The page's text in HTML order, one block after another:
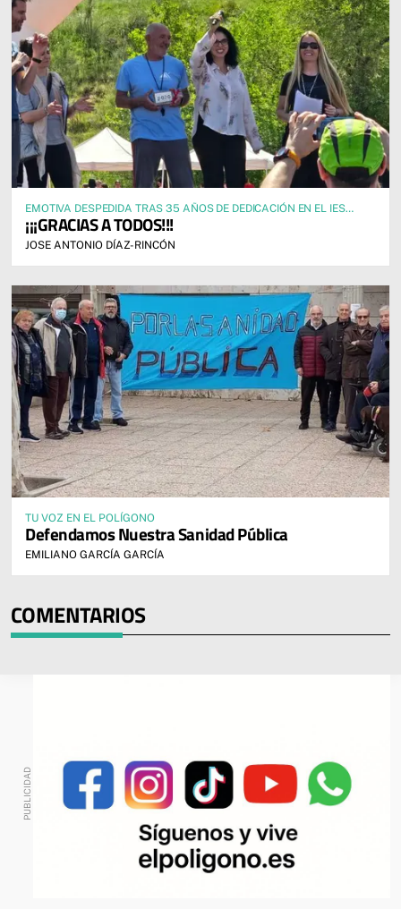
EMOTIVA DESPEDIDA TRAS 35 AÑOS DE DEDICACIÓN EN EL IES
ALFONSO X EL SABIO
¡¡¡GRACIAS A TODOS!!!
JOSE ANTONIO DÍAZ-RINCÓN
TU VOZ EN EL POLÍGONO
Defendamos Nuestra Sanidad Pública
EMILIANO GARCÍA GARCÍA
COMENTARIOS